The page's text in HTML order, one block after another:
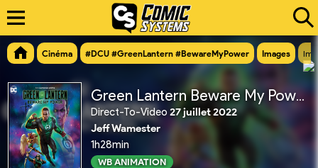
Cinéma #DCU #GreenLantern #BewareMyPower Images
Green Lantern Beware My Power
Direct-To-Video 27 juillet 2022
Jeff Wamester
1h28min
WB ANIMATION